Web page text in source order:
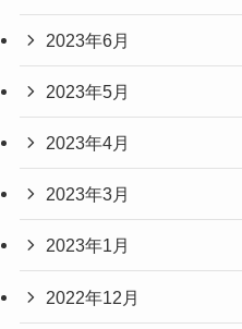
2023年6月
2023年5月
2023年4月
2023年3月
2023年1月
2022年12月